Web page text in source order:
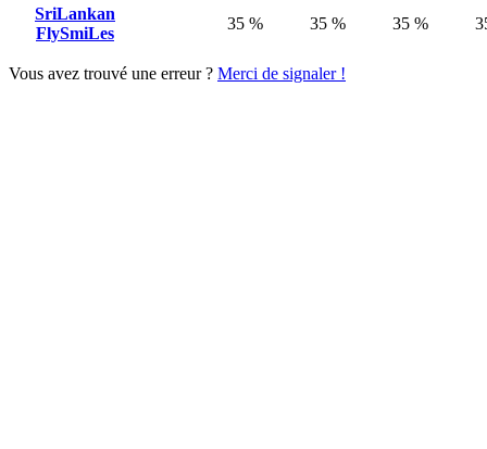
SriLankan
FlySmiLes
35 % 35 % 35 %
Vous avez trouvé une erreur ? Merci de signaler !